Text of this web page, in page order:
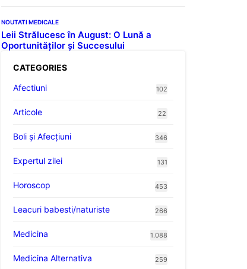
NOUTATI MEDICALE
Leii Strălucesc în August: O Lună a
Oportunităților și Succesului
CATEGORIES
Afectiuni
102
Articole 22
Boli și Afecțiuni 346
Expertul zilei 131
Horoscop 453
Leacuri babesti/naturiste 266
Medicina 1.088
Medicina Alternativa 259